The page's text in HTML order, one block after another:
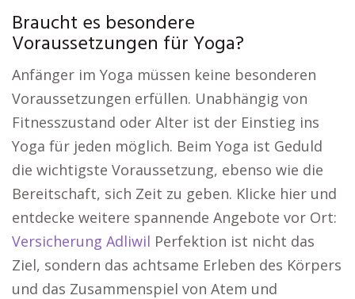
Braucht es besondere
Voraussetzungen für Yoga?
Anfänger im Yoga müssen keine besonderen
Voraussetzungen erfüllen. Unabhängig von
Fitnesszustand oder Alter ist der Einstieg ins
Yoga für jeden möglich. Beim Yoga ist Geduld
die wichtigste Voraussetzung, ebenso wie die
Bereitschaft, sich Zeit zu geben. Klicke hier und
entdecke weitere spannende Angebote vor Ort:
Versicherung Adliwil Perfektion ist nicht das
Ziel, sondern das achtsame Erleben des Körpers
und das Zusammenspiel von Atem und